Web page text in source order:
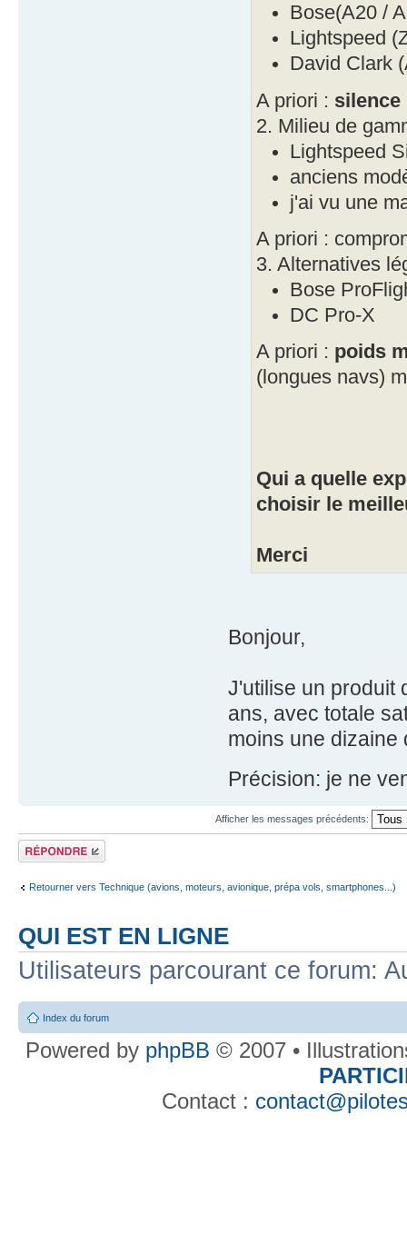
Bose(A20 /
Lightspeed
David Clark
A priori : silence
2. Milieu de
Lightspeed
anciens
j'ai vu une
A priori :
3. Alternatives
Bose
DC Pro-X
A priori : poids
(longues navs)
Qui a quelle
choisir le
Merci
Bonjour,
J'utilise un produit
ans, avec totale
moins une dizaine
Précision: je ne
Afficher les messages précédents:
Répondre
Retourner vers Technique (avions, moteurs, avionique, prépa vols, smartphones...)
QUI EST EN LIGNE
Utilisateurs parcourant ce forum:
Index du forum
Powered by phpBB © 2007 •
Contact :